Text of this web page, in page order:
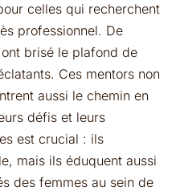
celles qui recherchent
professionnel. De
brisé le plafond de
Ces mentors non
aussi le chemin en
défis et leurs
est crucial : ils
mais ils éduquent aussi
des femmes au sein de